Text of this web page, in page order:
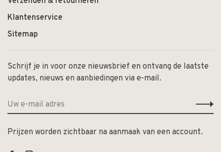
Klantenservice
Sitemap
Schrijf je in voor onze nieuwsbrief en ontvang de laatste
updates, nieuws en aanbiedingen via e-mail.
Prijzen worden zichtbaar na aanmaak van een account.